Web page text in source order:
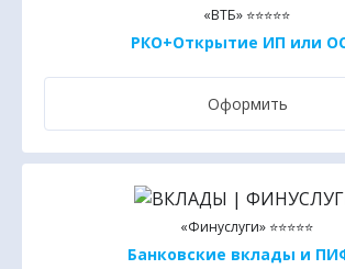
«ВТБ» ⭐⭐⭐⭐⭐
РКО+Открытие ИП или
Оформить
«Финуслуги» ⭐⭐⭐⭐⭐
Банковские вклады и